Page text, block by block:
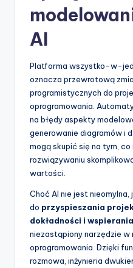
AI
Platforma wszystko-w-
oznacza przewrotową
programistycznych do
oprogramowania.
na błędy aspekty
generowanie diagramów i
mogą skupić się na tym, co
rozwiązywaniu
wartości.
Choć AI nie jest nieomylna,
do przyspieszania
dokładności i
niezastąpiony narzędzie w
oprogramowania. Dzięki
rozmowa, inżynieria